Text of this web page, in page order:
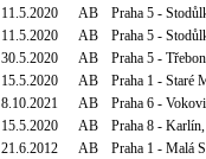
11.5.2020 AB
Praha 5 -
11.5.2020 AB
Praha 5 -
30.5.2020 AB
Praha 5 -
15.5.2020 AB
Praha 1 - Staré
8.10.2021 AB
Praha 6 -
15.5.2020 AB
Praha 8 -
21.6.2012 AB Praha 1 - Malá